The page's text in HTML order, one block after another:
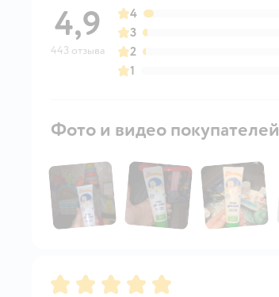
4,9
443 отзыва
4
3
2
1
Фото и видео покупателей
Рейтинг:5